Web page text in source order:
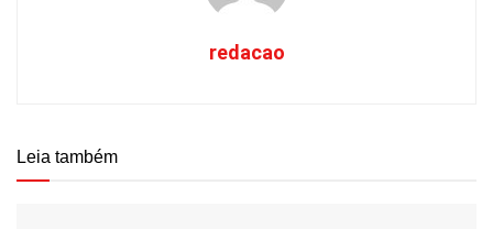
redacao
Leia também